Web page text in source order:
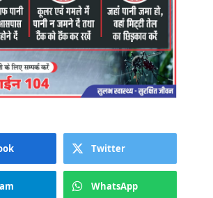
Twitter
WhatsApp